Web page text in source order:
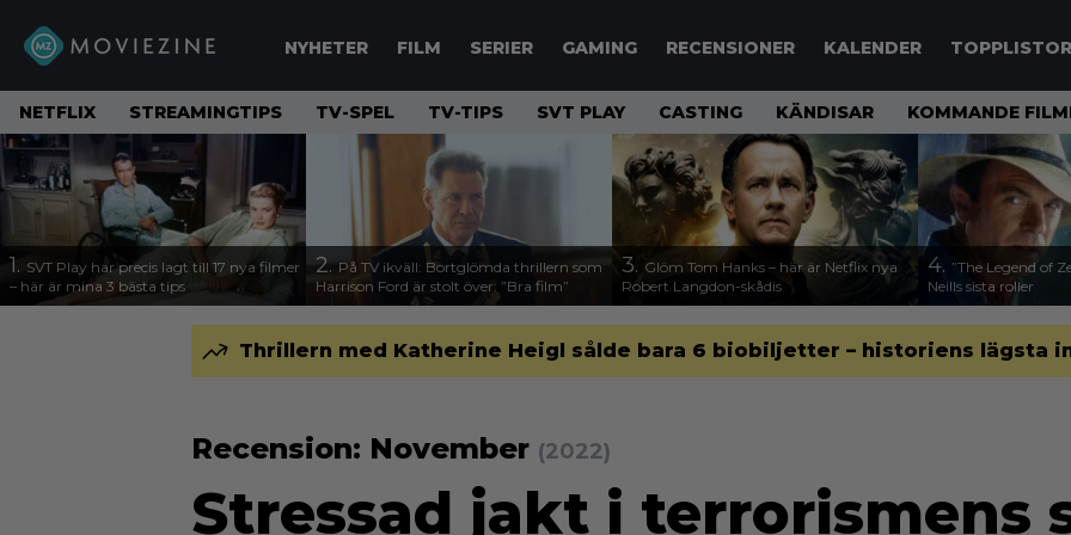
NYHETER FILM SERIER GAMING RECENSIONER KALENDER TOPPLISTOR
NETFLIX STREAMINGTIPS TV-SPEL TV-TIPS SVT PLAY CASTING KÄNDISAR KOMMANDE
1. SVT Play har precis lagt till 17 nya filmer
– här är mina 3 bästa tips
2. På TV ikväll: Bortglömda thrillern som
Harrison Ford är stolt över: ”Bra film”
3. Glöm Tom Hanks – här är Netflix nya
Robert Langdon-skådis
4. ”The Legend of
Neills sista roller
Thrillern med Katherine Heigl sålde bara 6 biobiljetter – historiens lägsta
Recension: November (2022)
Stressad jakt i terrorismens